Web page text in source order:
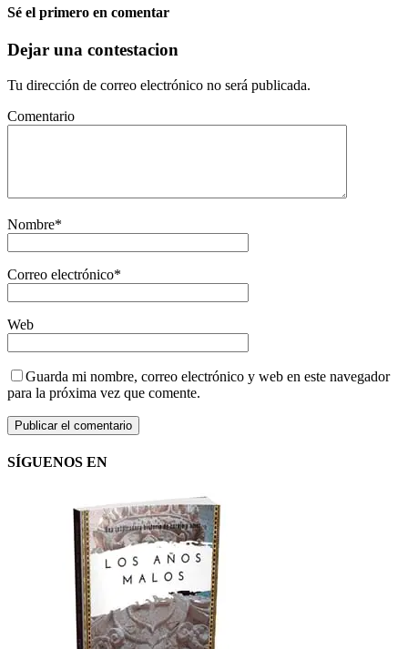
Sé el primero en comentar
Dejar una contestacion
Tu dirección de correo electrónico no será publicada.
Comentario
Nombre*
Correo electrónico*
Web
Guarda mi nombre, correo electrónico y web en este navegador
para la próxima vez que comente.
SÍGUENOS EN